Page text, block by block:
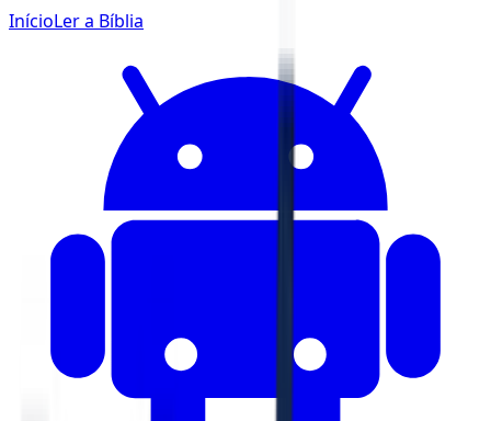
InícioLer a Bíblia